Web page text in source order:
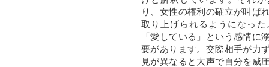
り、女性の権利の確立が叫ば
取り上げられるようになっ
「愛している」という感情に
要があります。交際相手が力
見が異なると大声で自分を威